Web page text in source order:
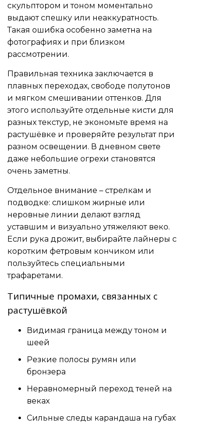
скульптором и тоном моментально
выдают спешку или неаккуратность.
Такая ошибка особенно заметна на
фотографиях и при близком
рассмотрении.
Правильная техника заключается в
плавных переходах, свободе полутонов
и мягком смешивании оттенков. Для
этого используйте отдельные кисти для
разных текстур, не экономьте время на
растушёвке и проверяйте результат при
разном освещении. В дневном свете
даже небольшие огрехи становятся
очень заметны.
Отдельное внимание – стрелкам и
подводке: слишком жирные или
неровные линии делают взгляд
уставшим и визуально утяжеляют веко.
Если рука дрожит, выбирайте лайнеры с
коротким фетровым кончиком или
пользуйтесь специальными
трафаретами.
Типичные промахи, связанных с
растушёвкой
Видимая граница между тоном и
шеей
Резкие полосы румян или
бронзера
Неравномерный переход теней на
веках
Сильные следы карандаша на губах